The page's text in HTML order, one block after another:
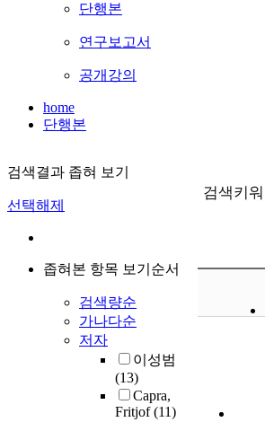
단행본
연구보고서
공개강의
home
단행본
검색결과 좁혀 보기
선택해제
좁혀본 항목 보기순서
검색량순
가나다순
저자
이성범
(13)
Capra,
Fritjof(11)
검색키